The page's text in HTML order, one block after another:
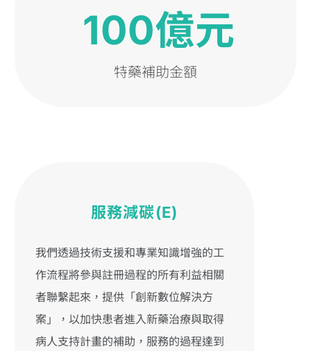
100億元
特藥補助金額
服務減碳(E)
我們透過技術支援和專業知識增強的工
作流程將參與註冊過程的所有利益相關
者聯繫起來，提供「創新數位解決方
案」，以加快患者進入新藥治療與取得
病人支持計畫的補助，服務的過程達到